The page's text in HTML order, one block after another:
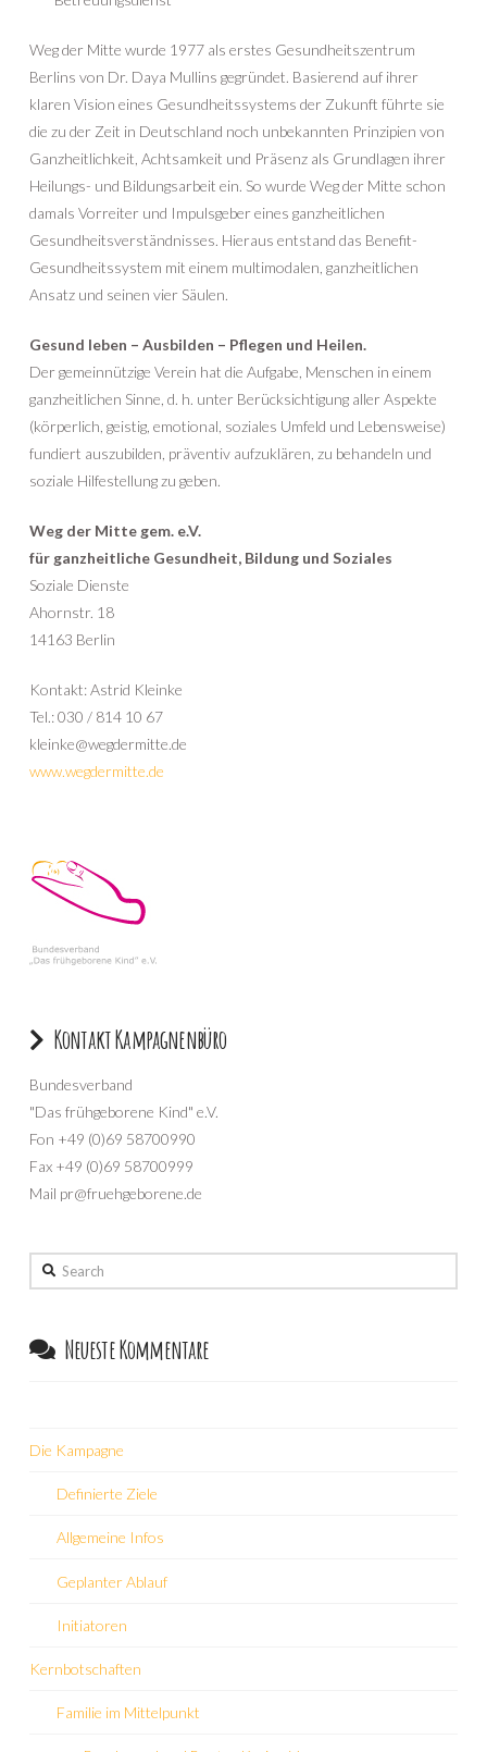
Weg der Mitte wurde 1977 als erstes Gesundheitszentrum
Berlins von Dr. Daya Mullins gegründet. Basierend auf ihrer
klaren Vision eines Gesundheitssystems der Zukunft führte sie
die zu der Zeit in Deutschland noch unbekannten Prinzipien von
Ganzheitlichkeit, Achtsamkeit und Präsenz als Grundlagen ihrer
Heilungs- und Bildungsarbeit ein. So wurde Weg der Mitte schon
damals Vorreiter und Impulsgeber eines ganzheitlichen
Gesundheitsverständnisses. Hieraus entstand das Benefit-
Gesundheitssystem mit einem multimodalen, ganzheitlichen
Ansatz und seinen vier Säulen.
Gesund leben – Ausbilden – Pflegen und Heilen.
Der gemeinnützige Verein hat die Aufgabe, Menschen in einem
ganzheitlichen Sinne, d. h. unter Berücksichtigung aller Aspekte
(körperlich, geistig, emotional, soziales Umfeld und Lebensweise)
fundiert auszubilden, präventiv aufzuklären, zu behandeln und
soziale Hilfestellung zu geben.
Weg der Mitte gem. e.V.
für ganzheitliche Gesundheit, Bildung und Soziales
Soziale Dienste
Ahornstr. 18
14163 Berlin
Kontakt: Astrid Kleinke
Tel.: 030 / 814 10 67
kleinke@wegdermitte.de
www.wegdermitte.de
Kontakt Kampagnenbüro
Bundesverband
"Das frühgeborene Kind" e.V.
Fon +49 (0)69 58700990
Fax +49 (0)69 58700999
Mail pr@fruehgeborene.de
Search
Neueste Kommentare
Die Kampagne
Definierte Ziele
Allgemeine Infos
Geplanter Ablauf
Initiatoren
Kernbotschaften
Familie im Mittelpunkt